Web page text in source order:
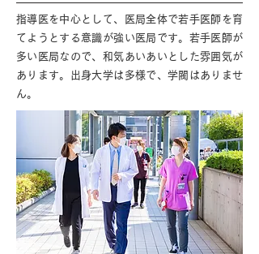
指導医を中心として、医局全体で若手医師を育
てようとする意識が強い医局です。若手医師が
多い医局なので、和気あいあいとした雰囲気が
あります。出身大学は多様で、学閥はありませ
ん。